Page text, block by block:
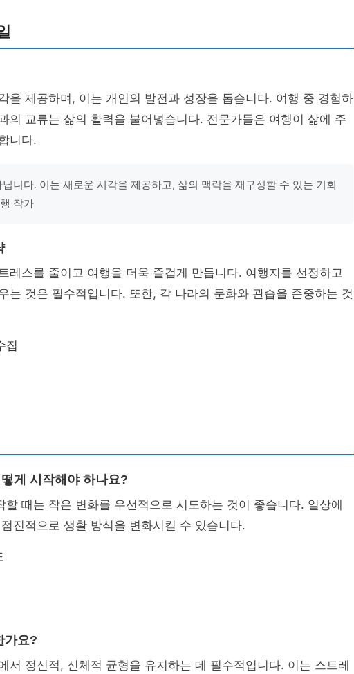
을 제공하며, 이는 개인의 발전과 성장을 돕습니다. 여행 중 경험하
의 교류는 삶의 활력을 불어넣습니다. 전문가들은 여행이 삶에 주
니다.
니다. 이는 새로운 시각을 제공하고, 삶의 맥락을 재구성할 수 있는 기회
작가
레스를 줄이고 여행을 더욱 즐겁게 만듭니다. 여행지를 선정하고
는 것은 필수적입니다. 또한, 각 나라의 문화와 관습을 존중하는 것
집
게 시작해야 하나요?
할 때는 작은 변화를 우선적으로 시도하는 것이 좋습니다. 일상에
진적으로 생활 방식을 변화시킬 수 있습니다.
가요?
서 정신적, 신체적 균형을 유지하는 데 필수적입니다. 이는 스트레